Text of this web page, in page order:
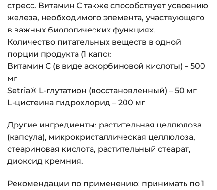
стресс. Витамин С также способствует усвоению
железа, необходимого элемента, участвующего
в важных биологических функциях.
Количество питательных веществ в одной
порции продукта (1 капс):
Витамин С (в виде аскорбиновой кислоты) – 500
мг
Setria® L-глутатион (восстановленный) – 50 мг
L-цистеина гидрохлорид – 200 мг
Другие ингредиенты: растительная целлюлоза
(капсула), микрокристаллическая целлюлоза,
стеариновая кислота, растительный стеарат,
диоксид кремния.
Рекомендации по применению: принимать по 1